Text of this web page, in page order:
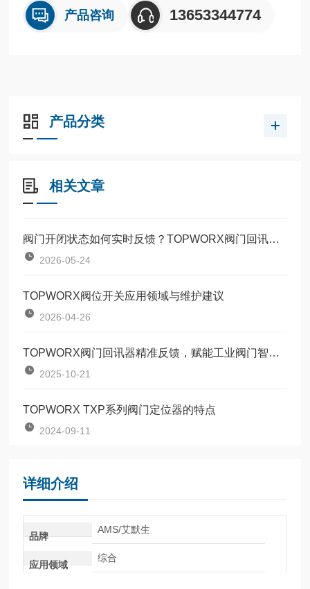
产品咨询 13653344774
产品分类
相关文章
阀门开闭状态如何实时反馈？TOPWORX阀门回讯器技术原理详解
2026-05-24
TOPWORX阀位开关应用领域与维护建议
2026-04-26
TOPWORX阀门回讯器精准反馈，赋能工业阀门智能管控
2025-10-21
TOPWORX TXP系列阀门定位器的特点
2024-09-11
详细介绍
品牌
AMS/艾默生
应用领域
综合